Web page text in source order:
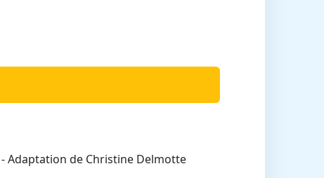
Adaptation de Christine Delmotte